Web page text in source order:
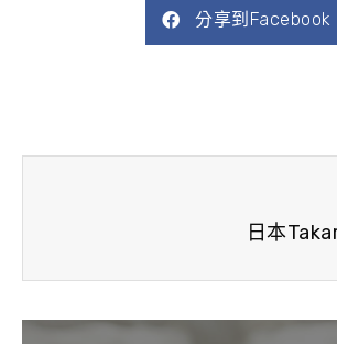
分享到Facebook